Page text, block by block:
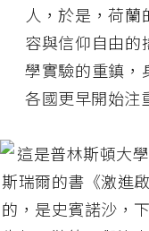
人，於是，荷蘭
容與信仰自由的
學實驗的重鎮，
各國更早開始注